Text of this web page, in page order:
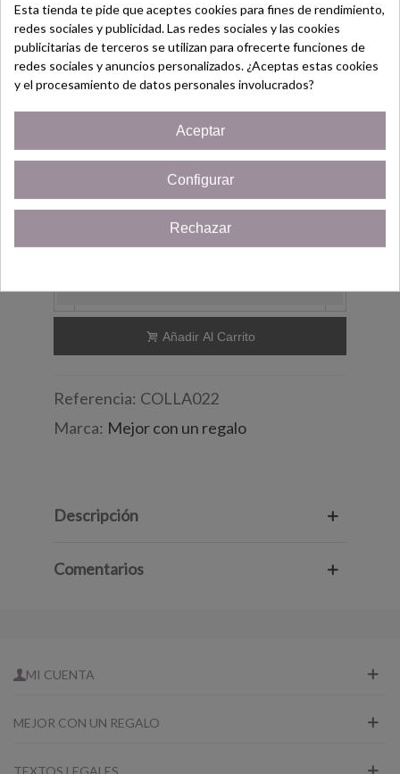
que se limpien con una gamuza para joyas
y así se mantienen nuestras joyas siempre
limpias.
Un regalo perfecto para: Amigas, Madres,
Hermanas, Tías, Abuela o cualquier
evento que quieras sorprender con este
12,95 € (impuestos inc.)
- +
Añadir Al Carrito
Referencia: COLLA022
Marca: Mejor con un regalo
Descripción
Comentarios
MI CUENTA
MEJOR CON UN REGALO
TEXTOS LEGALES
¡Bienvenido/a!
Regístrate hoy y consigue un
Solo por ser nuevo cliente!
¡Quiero mi cupón!
Cerrar
Esta tienda te pide que aceptes cookies para fines de rendimiento,
redes sociales y publicidad. Las redes sociales y las cookies
publicitarias de terceros se utilizan para ofrecerte funciones de
redes sociales y anuncios personalizados. ¿Aceptas estas cookies
y el procesamiento de datos personales involucrados?
Aceptar
Configurar
Rechazar